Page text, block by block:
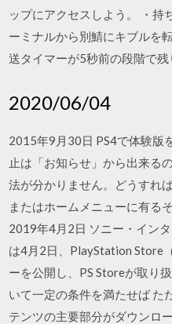
ップにアクセスしよう。 ・持
ーミナルから別鯖にキブルを
送タイマーが5秒前の段階で
2020/06/04
2015年9月30日 PS4で体験版
止は「お知らせ」から出来る
法が分かりません。どうすれ
またはホームメニューに有る
2019年4月2日 ソニー・イン
は4月2日、PlayStation Store
ーを公開し、PS Storeが取り
いて一定の条件を満たせば た
テンツの主要部分がダウンロ